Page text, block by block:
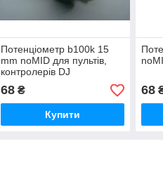
Потенціометр b100k 15
mm noMID для пультів,
контролерів DJ
HERCULES RMX
68₴
Купити
68